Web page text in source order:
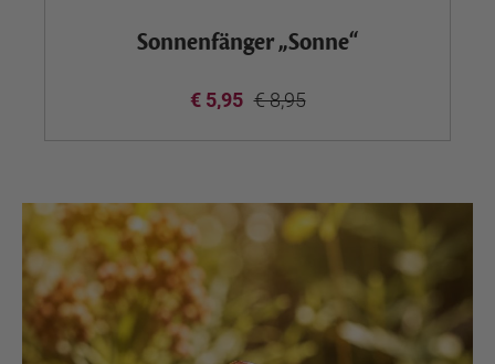
Sonnenfänger „Sonne“
€ 5,95 € 8,95